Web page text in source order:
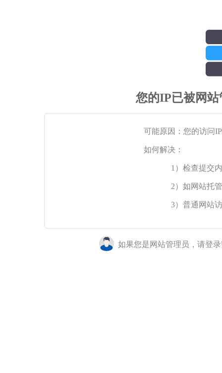
您的IP已被网
可能原因：您的访问
如何解决：
1）检查提交
2）如网站托
3）普通网站
如果您是网站管理员，请登